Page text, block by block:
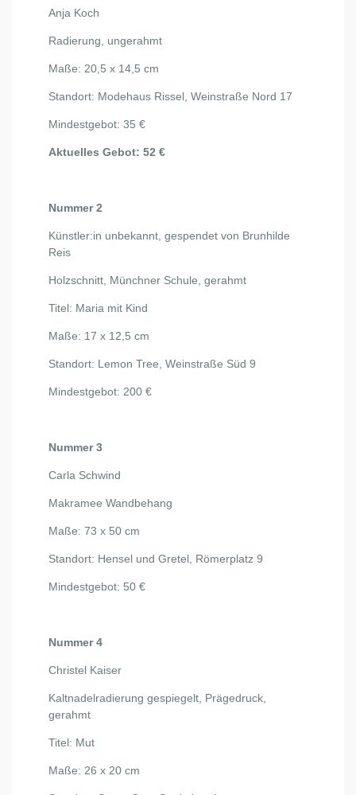
Anja Koch
Radierung, ungerahmt
Maße: 20,5 x 14,5 cm
Standort: Modehaus Rissel, Weinstraße Nord 17
Mindestgebot: 35 €
Aktuelles Gebot: 52 €
Nummer 2
Künstler:in unbekannt, gespendet von Brunhilde
Reis
Holzschnitt, Münchner Schule, gerahmt
Titel: Maria mit Kind
Maße: 17 x 12,5 cm
Standort: Lemon Tree, Weinstraße Süd 9
Mindestgebot: 200 €
Nummer 3
Carla Schwind
Makramee Wandbehang
Maße: 73 x 50 cm
Standort: Hensel und Gretel, Römerplatz 9
Mindestgebot: 50 €
Nummer 4
Christel Kaiser
Kaltnadelradierung gespiegelt, Prägedruck,
gerahmt
Titel: Mut
Maße: 26 x 20 cm